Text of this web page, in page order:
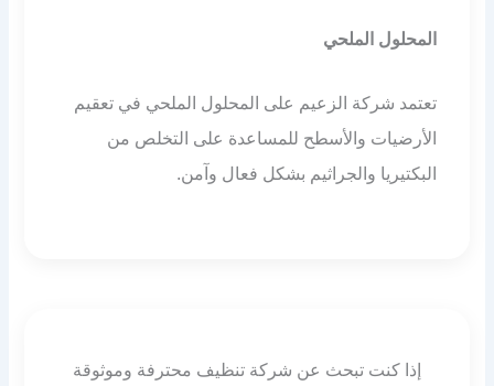
المحلول الملحي
تعتمد شركة الزعيم على المحلول الملحي في تعقيم
الأرضيات والأسطح للمساعدة على التخلص من
البكتيريا والجراثيم بشكل فعال وآمن.
إذا كنت تبحث عن شركة تنظيف محترفة وموثوقة